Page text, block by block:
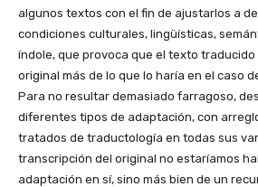
algunos textos con el fin de ajustarlos a
condiciones culturales, lingüísticas,
índole, que provoca que el texto
original más de lo que lo haría en el caso
Para no resultar demasiado farragoso,
diferentes tipos de adaptación, con
tratados de traductología en todas sus
transcripción del original no estaríamos
adaptación en sí, sino más bien de un